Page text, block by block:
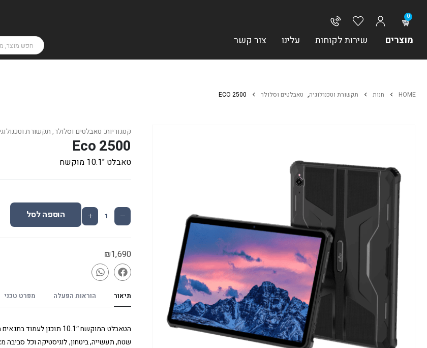
0
מוצרים שירות לקוחות עלינו צור קשר
HOME חנות תקשורת וטכנולוגיה, טאבלטים וסלולר ECO 2500
קטגוריות: טאבלטים וסלולר,תקשורת
Eco 2500
טאבלט "10.1 מוקשח
₪1,690
הוספה לסל
תיאור הוראות הפעלה מפרט טכני
הטאבלט המוקשח 10.1″
שטח, תעשייה, ביטחון, לוגיסטיקה וכל סביבה